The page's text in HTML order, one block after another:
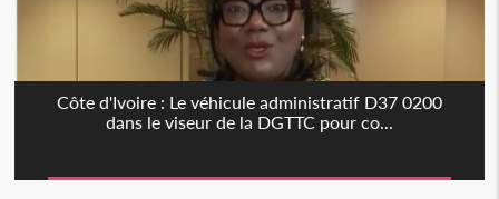
Côte d'Ivoire : Le véhicule administratif D37 0200
dans le viseur de la DGTTC pour co...